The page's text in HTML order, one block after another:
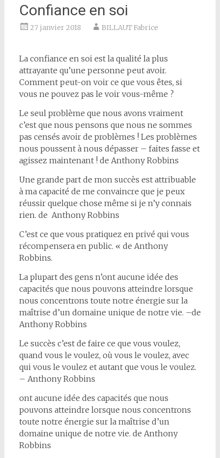
Confiance en soi
27 janvier 2018 BILLAUT Fabrice
La confiance en soi est la qualité la plus
attrayante qu’une personne peut avoir.
Comment peut-on voir ce que vous êtes, si
vous ne pouvez pas le voir vous-même ?
Le seul problème que nous avons vraiment
c’est que nous pensons que nous ne sommes
pas censés avoir de problèmes ! Les problèmes
nous poussent à nous dépasser – faites fasse et
agissez maintenant ! de Anthony Robbins
Une grande part de mon succès est attribuable
à ma capacité de me convaincre que je peux
réussir quelque chose même si je n’y connais
rien. de Anthony Robbins
C’est ce que vous pratiquez en privé qui vous
récompensera en public. « de Anthony
Robbins.
La plupart des gens n’ont aucune idée des
capacités que nous pouvons atteindre lorsque
nous concentrons toute notre énergie sur la
maîtrise d’un domaine unique de notre vie. –de
Anthony Robbins
Le succès c’est de faire ce que vous voulez,
quand vous le voulez, où vous le voulez, avec
qui vous le voulez et autant que vous le voulez.
– Anthony Robbins
ont aucune idée des capacités que nous
pouvons atteindre lorsque nous concentrons
toute notre énergie sur la maîtrise d’un
domaine unique de notre vie. de Anthony
Robbins